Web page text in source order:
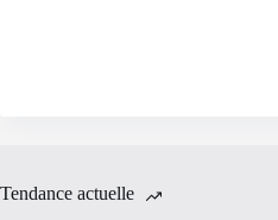
Tendance actuelle